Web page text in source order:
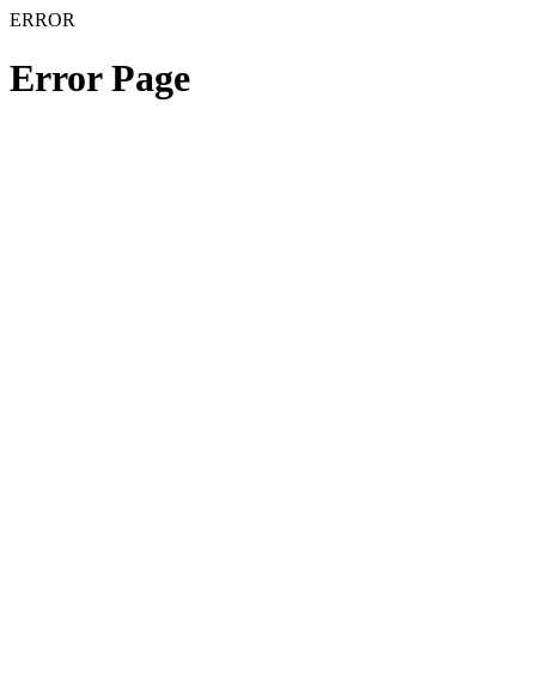
ERROR
Error Page